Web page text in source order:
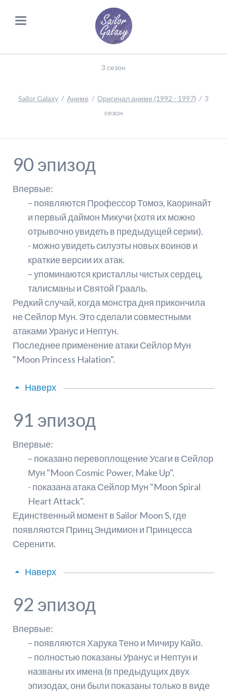
3 сезон
Sailor Galaxy Аниме Оригинал аниме (1992 - 1997)
3
сезон
90 эпизод
Впервые:
– появляются Профессор Томоэ, Каоринайт
и первый даймон Микучи (хотя их можно
отрывочно увидеть в предыдущей серии).
- можно увидеть силуэты новых воинов и
краткие версии их атак.
– упоминаются кристаллы чистых сердец,
талисманы и Святой Грааль.
Редкий случай, когда монстра дня прикончила
не Сейлор Мун. Это сделали совместными
атаками Уранус и Нептун.
Последнее применение атаки Сейлор Мун
"Moon Princess Halation".
Наверх
91 эпизод
Впервые:
– показано перевоплощение Усаги в Сейлор
Мун "Moon Cosmic Power, Make Up".
- показана атака Сейлор Мун "Moon Spiral
Heart Attack".
Единственный момент в Sailor Moon S, где
появляются Принц Эндимион и Принцесса
Серенити.
Наверх
92 эпизод
Впервые:
– появляются Харука Тено и Мичиру Кайо.
– полностью показаны Уранус и Нептун и
названы их имена (в предыдущих двух
эпизодах, они были показаны только в виде